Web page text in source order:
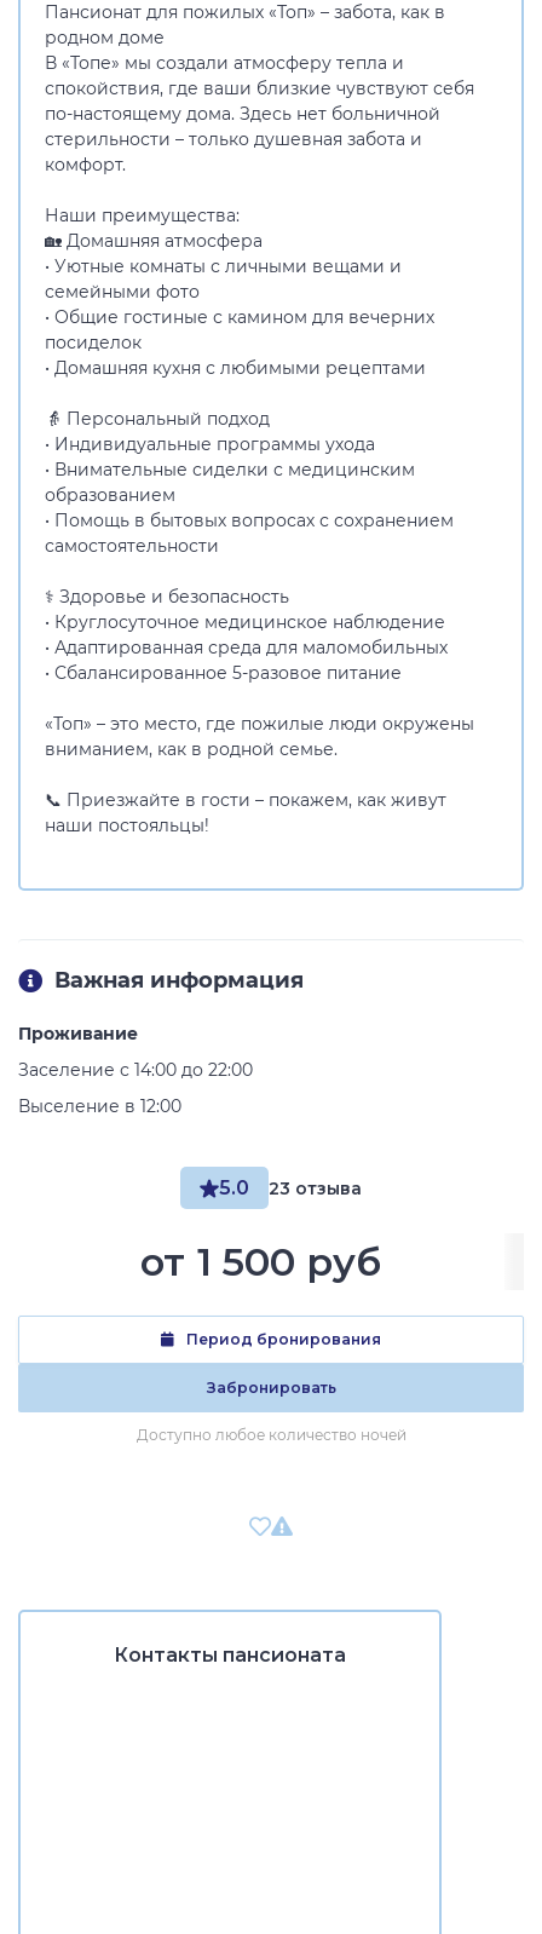
Пансионат для пожилых «Топ» – забота, как в
родном доме
В «Топе» мы создали атмосферу тепла и
спокойствия, где ваши близкие чувствуют себя
по-настоящему дома. Здесь нет больничной
стерильности – только душевная забота и
комфорт.
Наши преимущества:
🏡 Домашняя атмосфера
• Уютные комнаты с личными вещами и
семейными фото
• Общие гостиные с камином для вечерних
посиделок
• Домашняя кухня с любимыми рецептами
👵 Персональный подход
• Индивидуальные программы ухода
• Внимательные сиделки с медицинским
образованием
• Помощь в бытовых вопросах с сохранением
самостоятельности
⚕️ Здоровье и безопасность
• Круглосуточное медицинское наблюдение
• Адаптированная среда для маломобильных
• Сбалансированное 5-разовое питание
«Топ» – это место, где пожилые люди окружены
вниманием, как в родной семье.
📞 Приезжайте в гости – покажем, как живут
наши постояльцы!
5.0 23 отзыва
от 1 500 руб
Период бронирования
Забронировать
Доступно любое количество ночей
Важная информация
Проживание
Заселение с 14:00 до 22:00
Выселение в 12:00
Контакты пансионата